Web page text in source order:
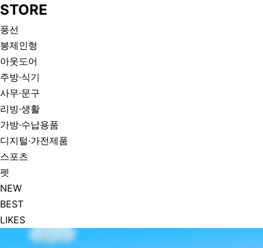
STORE
풍선
봉제인형
아웃도어
주방·식기
사무·문구
리빙·생활
가방·수납용품
디지털·가전제품
스포츠
펫
NEW
BEST
LIKES